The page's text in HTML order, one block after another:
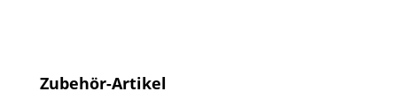
Produktgalerie überspringen
Zubehör-Artikel